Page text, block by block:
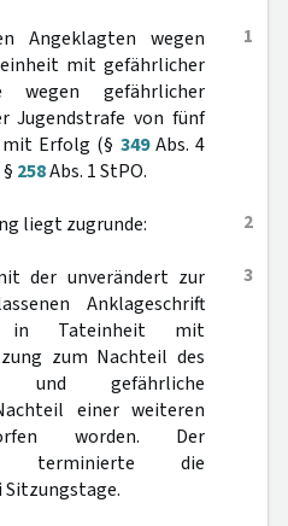
1
Angeklagten wegen
mit gefährlicher
wegen gefährlicher
Jugendstrafe von fünf
Erfolg (§ 349Abs. 4
258Abs. 1 StPO.
2
liegt zugrunde:
3
der unverändert zur
Anklageschrift
in Tateinheit mit
zum Nachteil des
und gefährliche
einer weiteren
worden. Der
terminierte die
Sitzungstage.